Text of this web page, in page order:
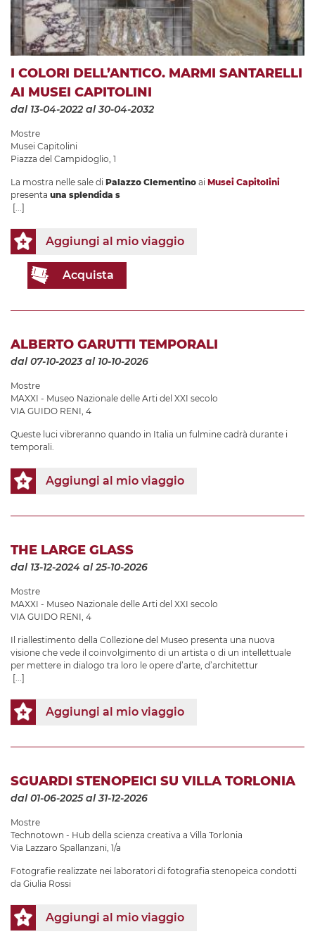
I COLORI DELL’ANTICO. MARMI SANTARELLI
AI MUSEI CAPITOLINI
dal 13-04-2022 al 30-04-2032
Mostre
Musei Capitolini
Piazza del Campidoglio, 1
La mostra nelle sale di Palazzo Clementino ai Musei Capitolini
presenta una splendida s
[...]
Aggiungi al mio viaggio
Acquista
ALBERTO GARUTTI TEMPORALI
dal 07-10-2023al 10-10-2026
Mostre
MAXXI - Museo Nazionale delle Arti del XXI secolo
VIA GUIDO RENI, 4
Queste luci vibreranno quando in Italia un fulmine cadrà durante i
temporali.
Aggiungi al mio viaggio
THE LARGE GLASS
dal 13-12-2024 al 25-10-2026
Mostre
MAXXI - Museo Nazionale delle Arti del XXI secolo
VIA GUIDO RENI, 4
Il riallestimento della Collezione del Museo presenta una nuova
visione che vede il coinvolgimento di un artista o di un intellettuale
per mettere in dialogo tra loro le opere d’arte, d’architettur
[...]
Aggiungi al mio viaggio
SGUARDI STENOPEICI SU VILLA TORLONIA
dal 01-06-2025al 31-12-2026
Mostre
Technotown - Hub della scienza creativa a Villa Torlonia
Via Lazzaro Spallanzani, 1/a
Fotografie realizzate nei laboratori di fotografia stenopeica condotti
da Giulia Rossi
Aggiungi al mio viaggio